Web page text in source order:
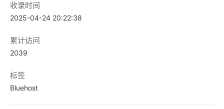
收录时间
2025-04-24 20:22:38
累计访问
2039
标签
Bluehost